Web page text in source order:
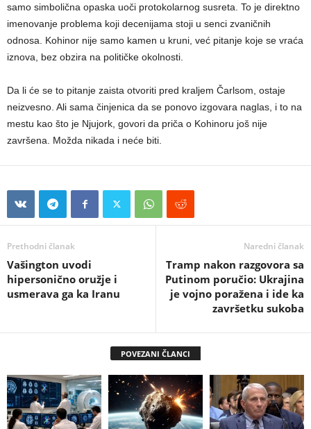
samo simbolična opaska uoči protokolarnog susreta. To je direktno
imenovanje problema koji decenijama stoji u senci zvaničnih
odnosa. Kohinor nije samo kamen u kruni, već pitanje koje se vraća
iznova, bez obzira na političke okolnosti.
Da li će se to pitanje zaista otvoriti pred kraljem Čarlsom, ostaje
neizvesno. Ali sama činjenica da se ponovo izgovara naglas, i to na
mestu kao što je Njujork, govori da priča o Kohinoru još nije
završena. Možda nikada i neće biti.
Prethodni članak
Vašington uvodi
hipersonično oružje i
usmerava ga ka Iranu
Naredni članak
Tramp nakon razgovora sa
Putinom poručio: Ukrajina
je vojno poražena i ide ka
završetku sukoba
POVEZANI ČLANCI